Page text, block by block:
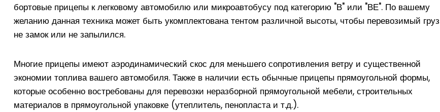
бортовые прицепы к легковому автомобилю или микроавтобусу под категорию "В" или "ВЕ". По вашему
желанию данная техника может быть укомплектована тентом различной высоты, чтобы перевозимый груз
не замок или не запылился.
Многие прицепы имеют аэродинамический скос для меньшего сопротивления ветру и существенной
экономии топлива вашего автомобиля. Также в наличии есть обычные прицепы прямоугольной формы,
которые особенно востребованы для перевозки неразборной прямоугольной мебели, строительных
материалов в прямоугольной упаковке (утеплитель, пенопласта и т.д.).